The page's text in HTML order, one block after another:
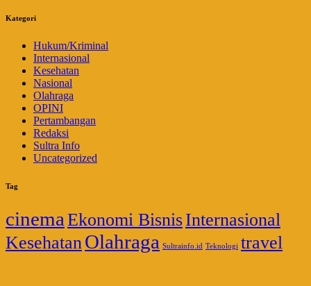
Kategori
Hukum/Kriminal
Internasional
Kesehatan
Nasional
Olahraga
OPINI
Pertambangan
Redaksi
Sultra Info
Uncategorized
Tag
cinema Ekonomi BisnisInternasional
KesehatanOlahraga Sultrainfo.id Teknologi travel